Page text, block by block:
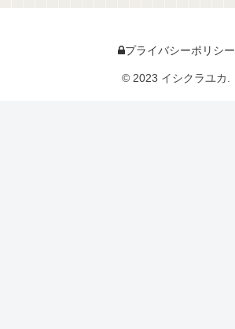
プライバシーポリシー
© 2023 イシクラユカ.